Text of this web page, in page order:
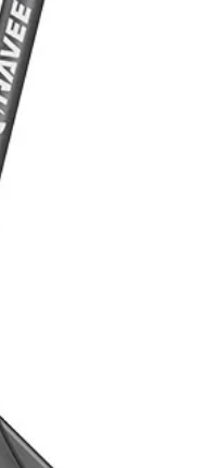
ridotte. Con meno di 6 kg,
l’installazione di questo
LAN o WIFI
LAN o WIFI
loro sistemi fotovoltaici in
ad un altro sistema di
Le necessità e le
e l’estrema
il 30% di
a temperature estreme.
superiore a quella
, compatto e sicuramente